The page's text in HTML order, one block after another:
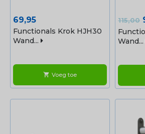
Prijs
69,95
Functionals Krok HJH30
Wand...
shopping_cart Voeg toe
prijs
115,00
Wand...